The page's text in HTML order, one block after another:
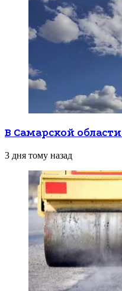
В Самарской
3 дня тому назад